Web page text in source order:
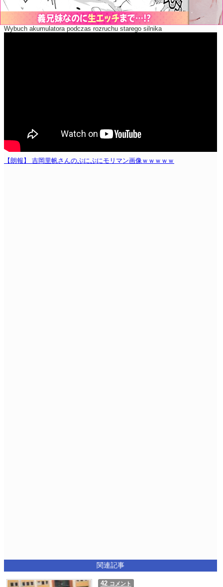
Wybuch akumulatora podczas rozruchu starego silnika
【朗報】 吉岡里帆さんのぷにぷにモリマン画像ｗｗｗｗｗ
関連記事
42 コメント